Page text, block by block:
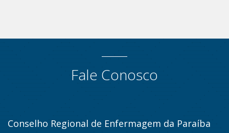
Fale Conosco
Conselho Regional de Enfermagem da Paraíba